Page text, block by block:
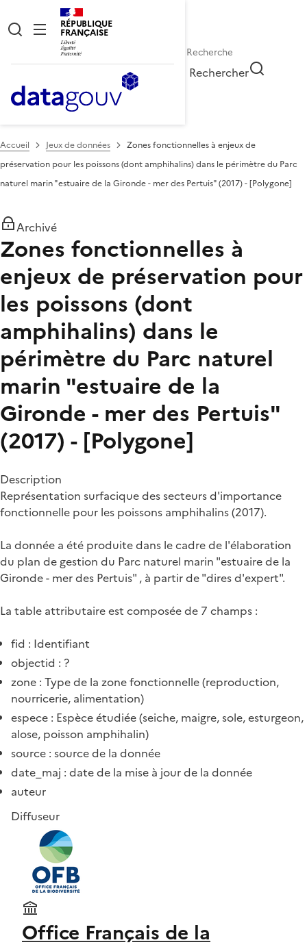
RÉPUBLIQUE
FRANÇAISE
Rechercher
Accueil Jeux de données
Zones fonctionnelles à enjeux de
préservation pour les poissons (dont amphihalins) dans le périmètre du Parc
naturel marin "estuaire de la Gironde - mer des Pertuis" (2017) - [Polygone]
Archivé
Zones fonctionnelles à
enjeux de préservation pour
les poissons (dont
amphihalins) dans le
périmètre du Parc naturel
marin "estuaire de la
Gironde - mer des Pertuis"
(2017) - [Polygone]
Description
Représentation surfacique des secteurs d'importance
fonctionnelle pour les poissons amphihalins (2017).
La donnée a été produite dans le cadre de l'élaboration
du plan de gestion du Parc naturel marin "estuaire de la
Gironde - mer des Pertuis" , à partir de "dires d'expert".
La table attributaire est composée de 7 champs :
fid : Identifiant
objectid : ?
zone : Type de la zone fonctionnelle (reproduction,
nourricerie, alimentation)
espece : Espèce étudiée (seiche, maigre, sole, esturgeon,
alose, poisson amphihalin)
source : source de la donnée
date_maj : date de la mise à jour de la donnée
auteur
Diffuseur
Office Français de la